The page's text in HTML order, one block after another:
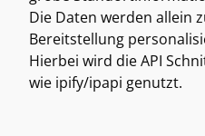
Die Daten werden allein
Bereitstellung
Hierbei wird die API
wie ipify/ipapi genutzt.